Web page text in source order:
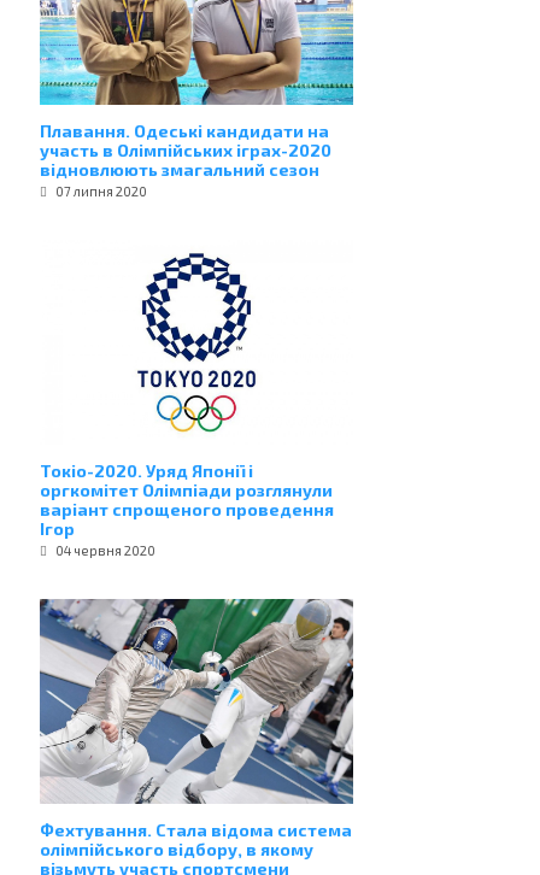
Плавання. Одеські кандидати на
участь в Олімпійських іграх-2020
відновлюють змагальний сезон
07 липня 2020
Токіо-2020. Уряд Японії і
оргкомітет Олімпіади розглянули
варіант спрощеного проведення
Ігор
04 червня 2020
Фехтування. Стала відома система
олімпійського відбору, в якому
візьмуть участь спортсмени